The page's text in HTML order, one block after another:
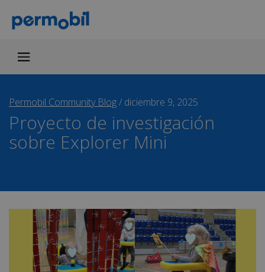
Permobil Community Blog/ diciembre 9, 2025
Proyecto de investigación
sobre Explorer Mini